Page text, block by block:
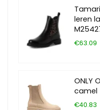
leren
€63.09
ONLY
camel
€40.83